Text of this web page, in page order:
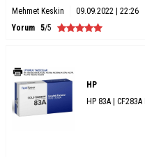
Mehmet Keskin
09.09.2022 | 22:26
Yorum 5/5
HP
HP 83A |